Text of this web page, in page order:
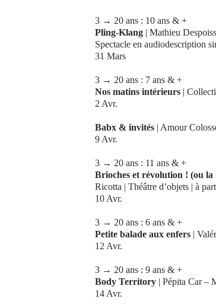
3 → 20 ans : 10 ans & +
Pling-Klang | Mathieu
Spectacle en audiodescription
31 Mars
3 → 20 ans : 7 ans & +
Nos matins intérieurs |
2 Avr.
Babx & invités | Amour
9 Avr.
3 → 20 ans : 11 ans & +
Brioches et révolution ! (ou
Ricotta | Théâtre d’objets | à
10 Avr.
3 → 20 ans : 6 ans & +
Petite balade aux enfers |
12 Avr.
3 → 20 ans : 9 ans & +
Body Territory | Pépita Car –
14 Avr.